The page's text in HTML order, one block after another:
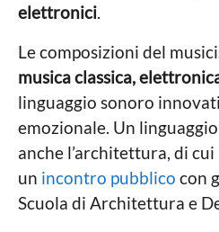
elettronici.
Le composizioni del
musica classica,
linguaggio sonoro
emozionale. Un
anche l’architettura, di
un incontro pubblico con
Scuola di Architettura e